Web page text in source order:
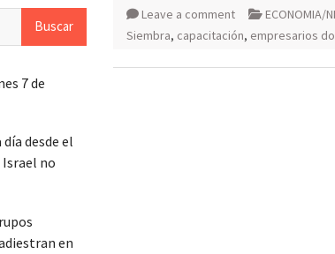
Leave a comment ECONOMIA/
Siembra, capacitación, empresarios
7 de
desde el
no
en